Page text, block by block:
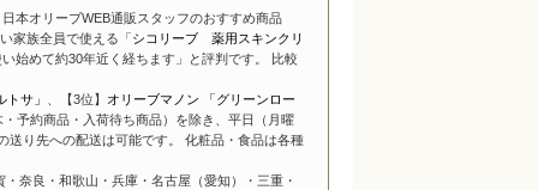
本オリーブWEB通販スタッフのおすすめ商品
家族全員で使える「シコリーブ 薬用スキンクリ
始めて約30年近く経ちます」と評判です。 比較
サ」 、【3位】
オリーブマノン 「グリーンロー
予約商品・入荷待ち商品）を除き、平日（月曜
り先への配送は可能です。 化粧品・食品は各種
奈良・和歌山・兵庫・名古屋（愛知）・三重・